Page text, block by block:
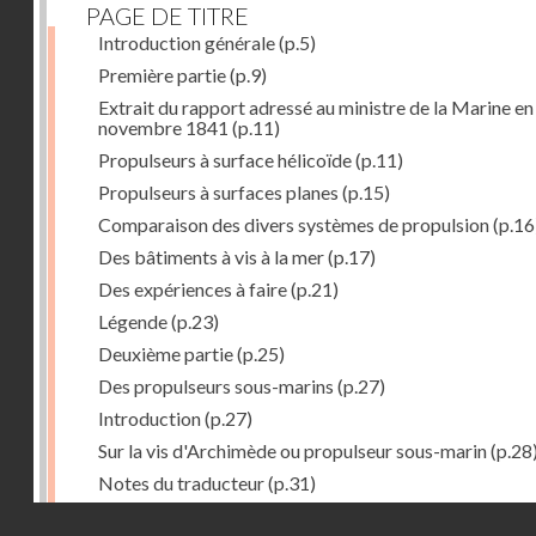
PAGE DE TITRE
Introduction générale(p.5)
Première partie(p.9)
Extrait du rapport adressé au ministre de la Marine en
novembre 1841 (p.11)
Propulseurs à surface hélicoïde(p.11)
Propulseurs à surfaces planes (p.15)
Comparaison des divers systèmes de propulsion
Des bâtiments à vis à la mer(p.17)
Des expériences à faire(p.21)
Légende(p.23)
Deuxième partie(p.25)
Des propulseurs sous-marins (p.27)
Introduction(p.27)
Sur la vis d'Archimède ou propulseur sous-marin
Notes du traducteur(p.31)